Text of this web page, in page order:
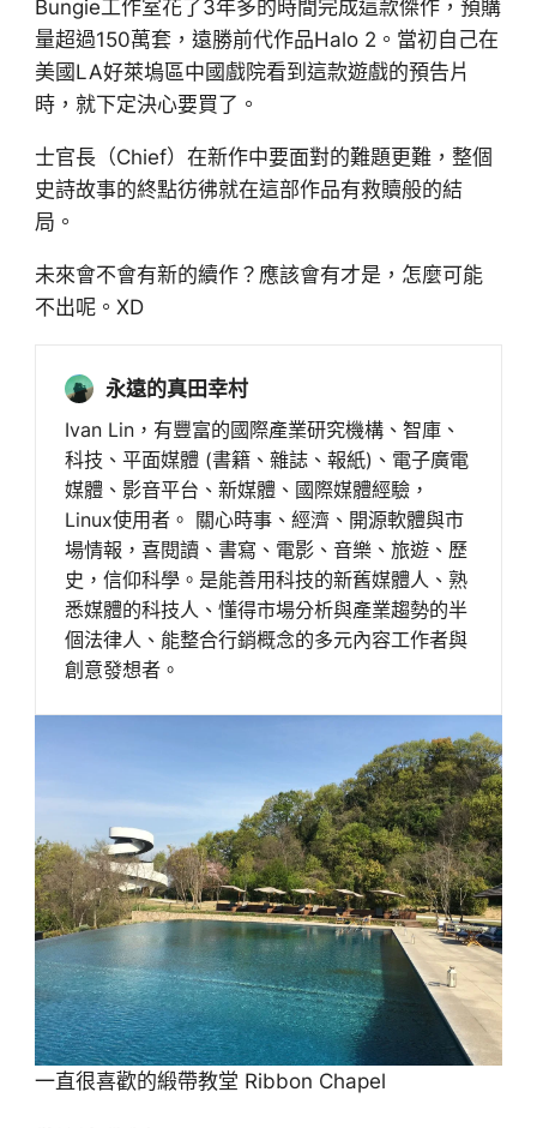
Bungie工作室花了3年多的時間完成這款傑作，預購
量超過150萬套，遠勝前代作品Halo 2。當初自己在
美國LA好萊塢區中國戲院看到這款遊戲的預告片
時，就下定決心要買了。
士官長（Chief）在新作中要面對的難題更難，整個
史詩故事的終點彷彿就在這部作品有救贖般的結
局。
未來會不會有新的續作？應該會有才是，怎麼可能
不出呢。XD
永遠的真田幸村
Ivan Lin，有豐富的國際產業研究機構、智庫、
科技、平面媒體 (書籍、雜誌、報紙)、電子廣電
媒體、影音平台、新媒體、國際媒體經驗，
Linux使用者。 關心時事、經濟、開源軟體與市
場情報，喜閱讀、書寫、電影、音樂、旅遊、歷
史，信仰科學。是能善用科技的新舊媒體人、熟
悉媒體的科技人、懂得市場分析與產業趨勢的半
個法律人、能整合行銷概念的多元內容工作者與
創意發想者。
一直很喜歡的緞帶教堂 Ribbon Chapel